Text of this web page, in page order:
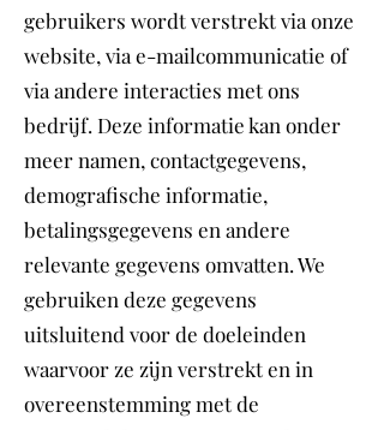
gebruikers wordt verstrekt via onze
website, via e-mailcommunicatie of
via andere interacties met ons
bedrijf. Deze informatie kan onder
meer namen, contactgegevens,
demografische informatie,
betalingsgegevens en andere
relevante gegevens omvatten. We
gebruiken deze gegevens
uitsluitend voor de doeleinden
waarvoor ze zijn verstrekt en in
overeenstemming met de